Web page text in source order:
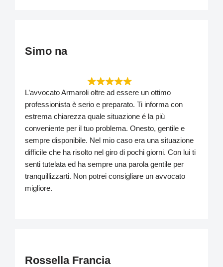
Simo na
L’avvocato Armaroli oltre ad essere un ottimo
professionista è serio e preparato. Ti informa con
estrema chiarezza quale situazione é la più
conveniente per il tuo problema. Onesto, gentile e
sempre disponibile. Nel mio caso era una situazione
difficile che ha risolto nel giro di pochi giorni. Con lui ti
senti tutelata ed ha sempre una parola gentile per
tranquillizzarti. Non potrei consigliare un avvocato
migliore.
Rossella Francia